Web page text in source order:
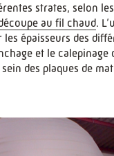
strates, selon les
au fil chaud.
les épaisseurs des
et le calepinage
des plaques de